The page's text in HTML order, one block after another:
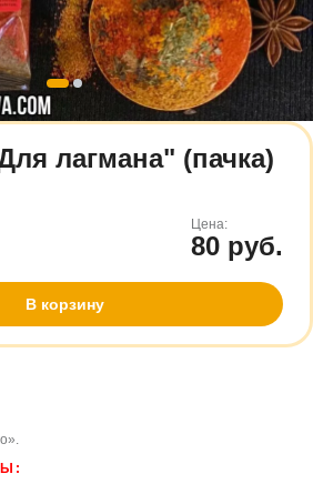
лагмана" (пачка)
Цена:
80 руб.
В корзину